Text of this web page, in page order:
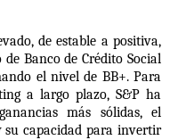
de estable a positiva,
Banco de Crédito Social
el nivel de BB+. Para
a largo plazo, S&P ha
más sólidas, el
capacidad para invertir